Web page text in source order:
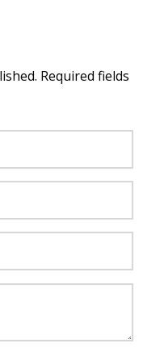
Required fields